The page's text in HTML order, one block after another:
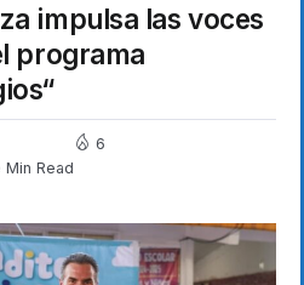
impulsa las voces
programa
Min Read
6